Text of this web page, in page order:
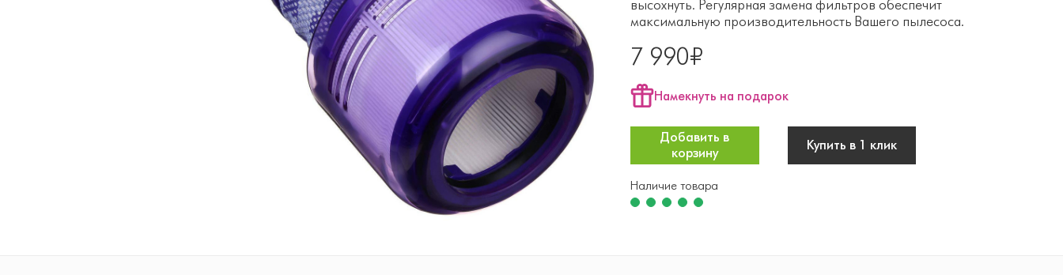
высохнуть. Регулярная замена фильтров обеспечит
максимальную производительность Вашего пылесоса.
7 990₽
Намекнуть на подарок
Добавить в
корзину
Купить в 1 клик
Наличие товара